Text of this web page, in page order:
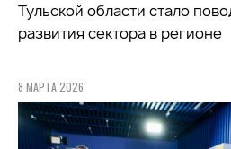
Тульской области стало
развития сектора в регионе
8 МАРТА 2026